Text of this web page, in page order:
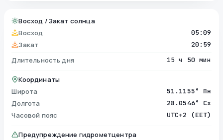
Восход / Закат солнца
Восход
05:09
Закат 20:59
Длительность дня 15 ч 50 мин
Координаты
Широта
51.1155° Пн
Долгота 28.0546° Сх
Часовой пояс UTC+2 (EET)
Предупреждение гидрометцентра